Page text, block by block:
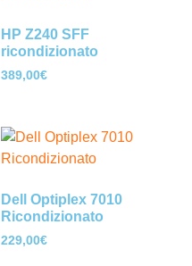
HP Z240 SFF
ricondizionato
389,00€
Dell Optiplex 7010
Ricondizionato
229,00€